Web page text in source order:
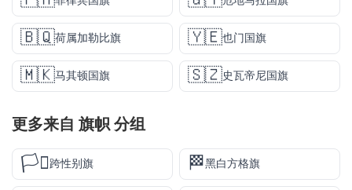
🇧🇶荷属加勒比旗 🇾🇪也门国旗
🇲🇰马其顿国旗 🇸🇿史瓦帝尼国旗
更多来自 旗帜分组
🏳️‍⚧️跨性别旗 🏁黑白方格旗